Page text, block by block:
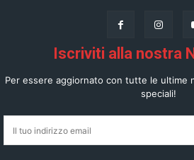
Iscriviti alla nostra
Per essere aggiornato con tutte le ultime
speciali!